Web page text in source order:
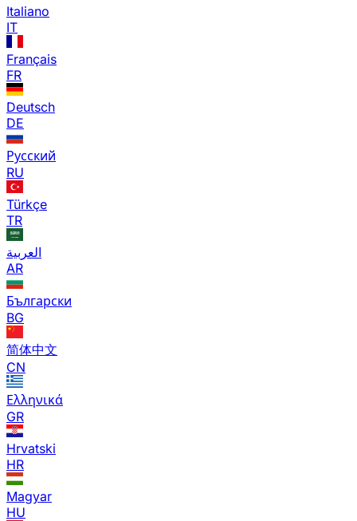
Italiano
IT
Français
FR
Deutsch
DE
Русский
RU
Türkçe
TR
العربية
AR
Български
BG
简体中文
CN
Ελληνικά
GR
Hrvatski
HR
Magyar
HU